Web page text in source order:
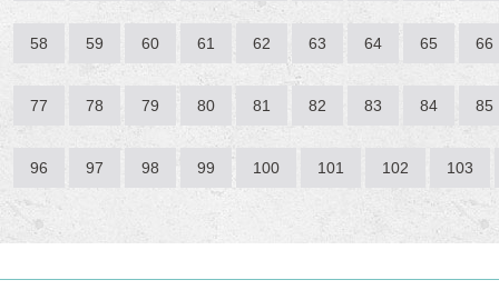
58 59 60 61 62 63 64 65 66
77 78 79 80 81 82 83 84 85
96 97 98 99 100 101 102 103